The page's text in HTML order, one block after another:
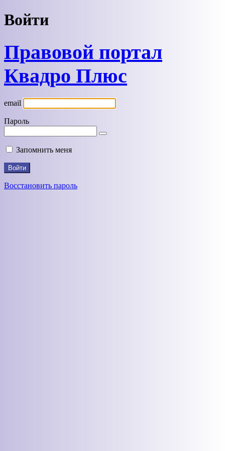
Войти
Правовой портал
Квадро Плюс
email
Пароль
Запомнить меня
Восстановить пароль